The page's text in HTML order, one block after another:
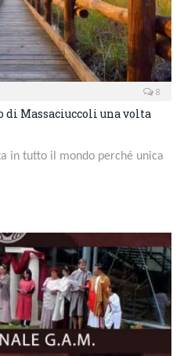
8
di Massaciuccoli una volta
in tutto il mondo perché unica